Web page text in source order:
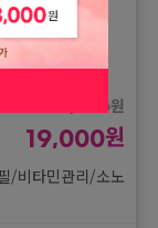
37,000원
19,000원
/비타민관리/소노